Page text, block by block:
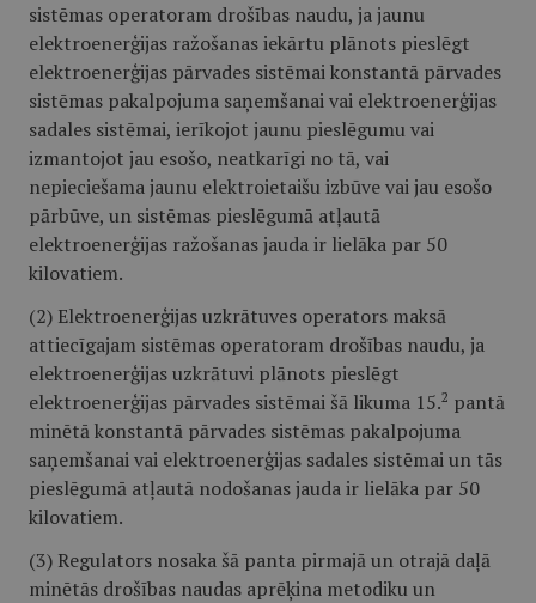
sistēmas operatoram drošības naudu, ja jaunu
elektroenerģijas ražošanas iekārtu plānots pieslēgt
elektroenerģijas pārvades sistēmai konstantā pārvades
sistēmas pakalpojuma saņemšanai vai elektroenerģijas
sadales sistēmai, ierīkojot jaunu pieslēgumu vai
izmantojot jau esošo, neatkarīgi no tā, vai
nepieciešama jaunu elektroietaišu izbūve vai jau esošo
pārbūve, un sistēmas pieslēgumā atļautā
elektroenerģijas ražošanas jauda ir lielāka par 50
kilovatiem.
(2) Elektroenerģijas uzkrātuves operators maksā
attiecīgajam sistēmas operatoram drošības naudu, ja
elektroenerģijas uzkrātuvi plānots pieslēgt
elektroenerģijas pārvades sistēmai šā likuma 15.2 pantā
minētā konstantā pārvades sistēmas pakalpojuma
saņemšanai vai elektroenerģijas sadales sistēmai un tās
pieslēgumā atļautā nodošanas jauda ir lielāka par 50
kilovatiem.
(3) Regulators nosaka šā panta pirmajā un otrajā daļā
minētās drošības naudas aprēķina metodiku un